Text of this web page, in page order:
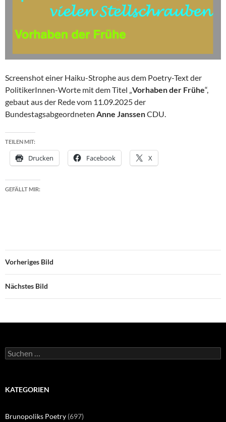
Screenshot einer Haiku-Strophe aus dem Poetry-Text der
PolitikerInnen-Worte mit dem Titel „Vorhaben der Frühe“,
gebaut aus der Rede vom 11.09.2025 der
Bundestagsabgeordneten Anne JanssenCDU.
TEILEN MIT:
Drucken Facebook X
GEFÄLLT MIR:
Vorheriges Bild
Nächstes Bild
Suchen
nach:
KATEGORIEN
Brunopoliks Poetry (697)